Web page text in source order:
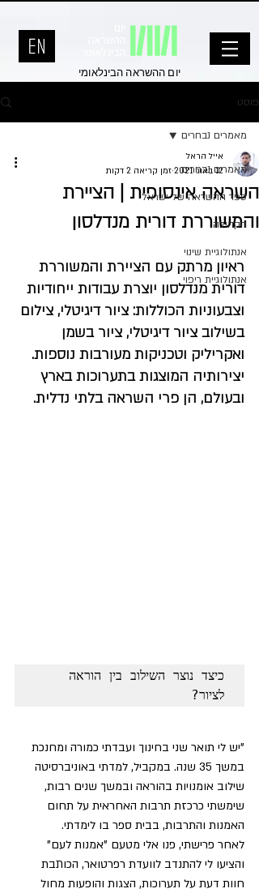
יום ההשראה הבינלאומי
פוסט
מאמרים נבחרים
ספר ההשראה של ישראל
הקהילה
אנתולוגיית שינוי
אנתולוגיית ריפוי
מאמרים נבחרים
השראה אינסופית | הציירת
והמשוררת דורית מנדלסון
אייל הראל
12 באוג׳ 2021
זמן קריאה 2 דקות
ראיון מרתק עם הציירת והמשוררת
דורית מנדלסון יוצרת עבודות ייחודיות
וצבעוניות הכוללות: ציור דיגיטלי, צילום
בשילוב ציור דיגיטלי, ציור בשמן
ואקריליק וטכניקות מעורבות נוספות.
יצירותיה המוצגות בתערוכות בארץ
ובעולם, הן פרי השראה בלתי נדלית.
לציור?
"יש לי תואר שני בחינוך ועבדתי כמורה ומחנכת
במשך 35 שנה. במקביל, למדתי באוניברסיטה
שילוב אומנויות בהוראה ובמשך שנים רבות,
שימשתי כרכזת תרבות האחראית על תחום
האמנות והתרבות, בבית ספר בו לימדתי.
לאחר פרישתי, פנו אלי מטעם "אמנות לעם"
והציעו לי להתנדב לוועדת רפרטואר, הכותבת
חוות דעת על תערוכות, הצגות והופעות מחול